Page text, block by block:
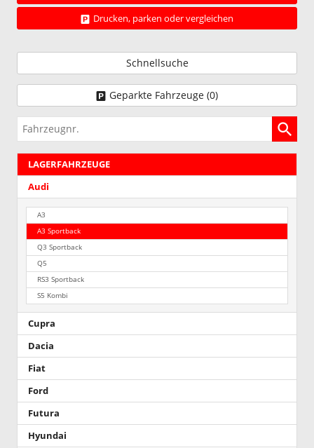
Drucken, parken oder vergleichen
Schnellsuche
Geparkte Fahrzeuge (0)
Fahrzeugnr.
LAGERFAHRZEUGE
Audi
A3
A3 Sportback
Q3 Sportback
Q5
RS3 Sportback
S5 Kombi
Cupra
Dacia
Fiat
Ford
Futura
Hyundai